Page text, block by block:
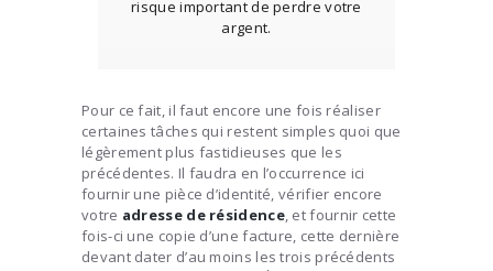
risque important de perdre votre
argent.
Pour ce fait, il faut encore une fois réaliser
certaines tâches qui restent simples quoi que
légèrement plus fastidieuses que les
précédentes. Il faudra en l’occurrence ici
fournir une pièce d’identité, vérifier encore
votre adresse de résidence, et fournir cette
fois-ci une copie d’une facture, cette dernière
devant dater d’au moins les trois précédents